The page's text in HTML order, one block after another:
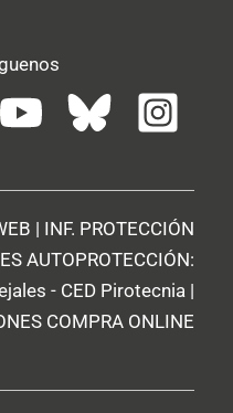
| INF. PROTECCIÓN
AUTOPROTECCIÓN:
- CED Pirotecnia |
COMPRA ONLINE